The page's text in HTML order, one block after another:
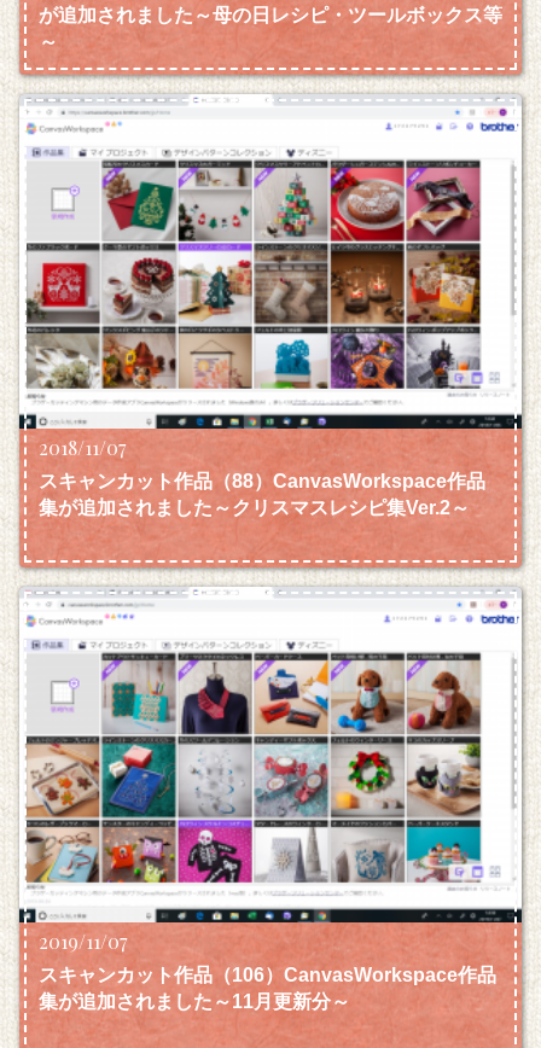
が追加されました～母の日レシピ・ツールボックス等
～
2018/11/07
スキャンカット作品（88）CanvasWorkspace作品
集が追加されました～クリスマスレシピ集Ver.2～
2019/11/07
スキャンカット作品（106）CanvasWorkspace作品
集が追加されました～11月更新分～